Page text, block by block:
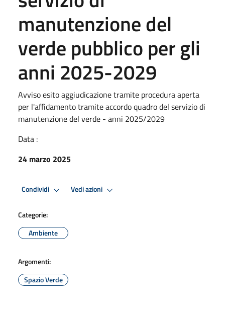
manutenzione del
verde pubblico per gli
anni 2025-2029
Avviso esito aggiudicazione tramite procedura aperta
per l'affidamento tramite accordo quadro del servizio di
manutenzione del verde - anni 2025/2029
Data :
24 marzo 2025
Condividi Vedi azioni
Categorie:
Ambiente
Argomenti:
Spazio Verde